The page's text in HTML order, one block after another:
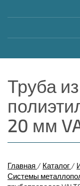
Труба
20 мм
Главная / Каталог /
Системы